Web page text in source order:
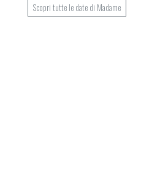
Scopri tutte le date di Madame